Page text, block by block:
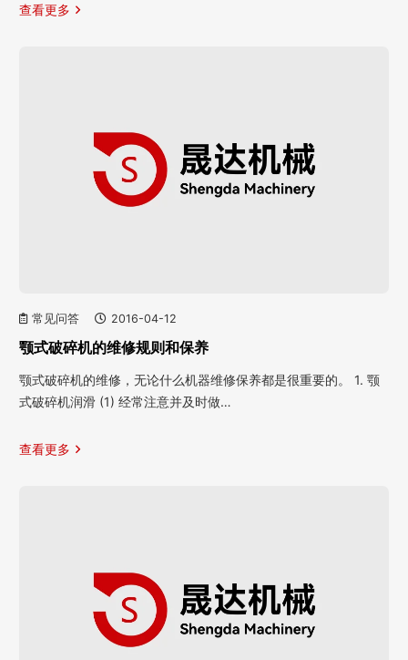
查看更多
常见问答 2016-04-12
颚式破碎机的维修规则和保养
颚式破碎机的维修，无论什么机器维修保养都是很重要的。 1. 颚
式破碎机润滑 (1) 经常注意并及时做…
查看更多